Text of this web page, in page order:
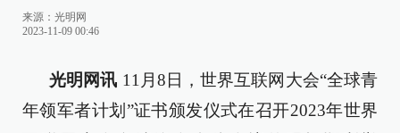
来源： 光明网
2023-11-09 00:46
光明网讯 11月8日，世界互联网大会“全球青
年领军者计划”证书颁发仪式在召开2023年世界